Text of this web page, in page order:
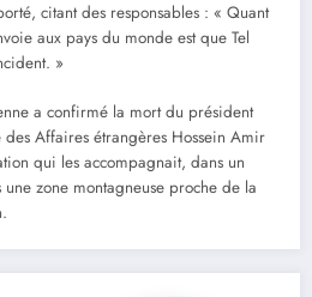
citant des responsables : « Quant
aux pays du monde est que Tel
»
a confirmé la mort du président
Affaires étrangères Hossein Amir
qui les accompagnait, dans un
zone montagneuse proche de la